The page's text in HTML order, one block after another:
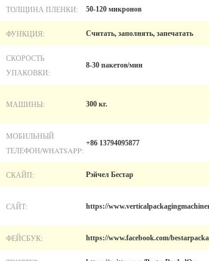
ТОЛЩИНА ПЛЕНКИ: 50-120 микронов
ФУНКЦИЯ: Считать, заполнять, запечатать
СКОРОСТЬ
УПАКОВКИ:
8-30 пакетов/мин
МАШИНЫ: 300 кг.
МОБИЛЬНЫЙ
ТЕЛЕФОН/WHATSAPP:
+86 13794095877
СКАЙП: Рэйчел Бестар
САЙТ: https://
ФЕЙСБУК: https://www.facebook.com/